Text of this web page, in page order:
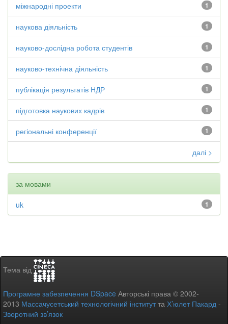
1
міжнародні проекти
1
наукова діяльність
1
науково-дослідна робота студентів
1
науково-технічна діяльність
1
публікація результатів НДР
1
підготовка наукових кадрів
1
регіональні конференції
далі >
за мовами
1
uk
Тема від
Програмне забезпечення DSpace Авторські права © 2002-
2013 Массачусетський технологічний інститутта Х’юлет Пакард -
Зворотний зв’язок